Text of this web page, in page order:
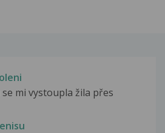
mi vystoupla žila přes